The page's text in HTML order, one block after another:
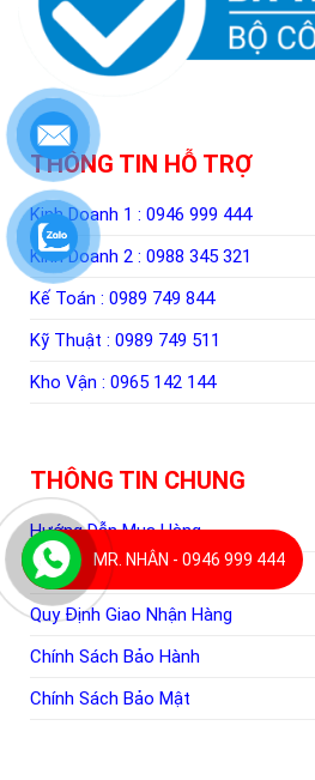
THÔNG TIN HỖ TRỢ
Kinh Doanh 1 : 0946 999 444
Kinh Doanh 2 : 0988 345 321
Kế Toán : 0989 749 844
Kỹ Thuật : 0989 749 511
Kho Vận : 0965 142 144
THÔNG TIN CHUNG
Hướng Dẫn Mua Hàng
Hình Thức Thanh Toán
Quy Định Giao Nhận Hàng
Chính Sách Bảo Hành
Chính Sách Bảo Mật
MR. NHÂN - 0946 999 444